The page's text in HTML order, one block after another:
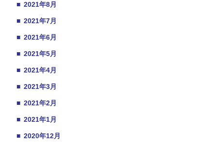
■ 2021年8月
■ 2021年7月
■ 2021年6月
■ 2021年5月
■ 2021年4月
■ 2021年3月
■ 2021年2月
■ 2021年1月
■ 2020年12月